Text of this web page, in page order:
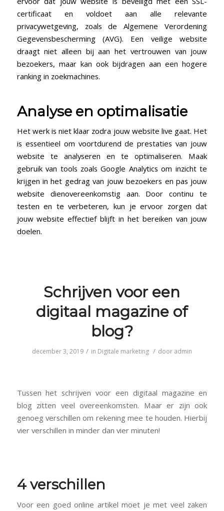
certificaat en voldoet aan alle relevante
privacywetgeving, zoals de Algemene Verordening
Gegevensbescherming (AVG). Een veilige website
draagt niet alleen bij aan het vertrouwen van jouw
bezoekers, maar kan ook bijdragen aan een hogere
ranking in zoekmachines.
Analyse en optimalisatie
Het werk is niet klaar zodra jouw website live gaat. Het
is essentieel om voortdurend de prestaties van jouw
website te analyseren en te optimaliseren. Maak
gebruik van tools zoals Google Analytics om inzicht te
krijgen in het gedrag van jouw bezoekers en pas jouw
website dienovereenkomstig aan. Door continu te
testen en te verbeteren, kun je ervoor zorgen dat
jouw website effectief blijft in het bereiken van jouw
doelen.
Schrijven voor een
digitaal magazine of
blog?
december 3, 2019 / in Digitale marketing / door admin
Tussen het schrijven voor een digitaal magazine en
blog zitten veel overeenkomsten. Maar er zijn ook
genoeg verschillen om rekening mee te houden. Hierbij
vier verschillen in minder dan vier minuten!
4 verschillen
Voor een goed online artikel moet je met veel zaken